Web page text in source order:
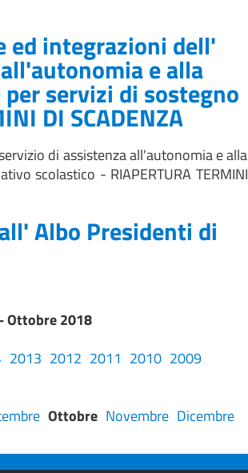
integrazioni dell'
e alla
servizi di sostegno
DI SCADENZA
di assistenza all'autonomia e alla
scolastico - RIAPERTURA TERMINI
Albo Presidenti di
Ottobre 2018
2013 2012 2011 2010 2009
Ottobre Novembre Dicembre